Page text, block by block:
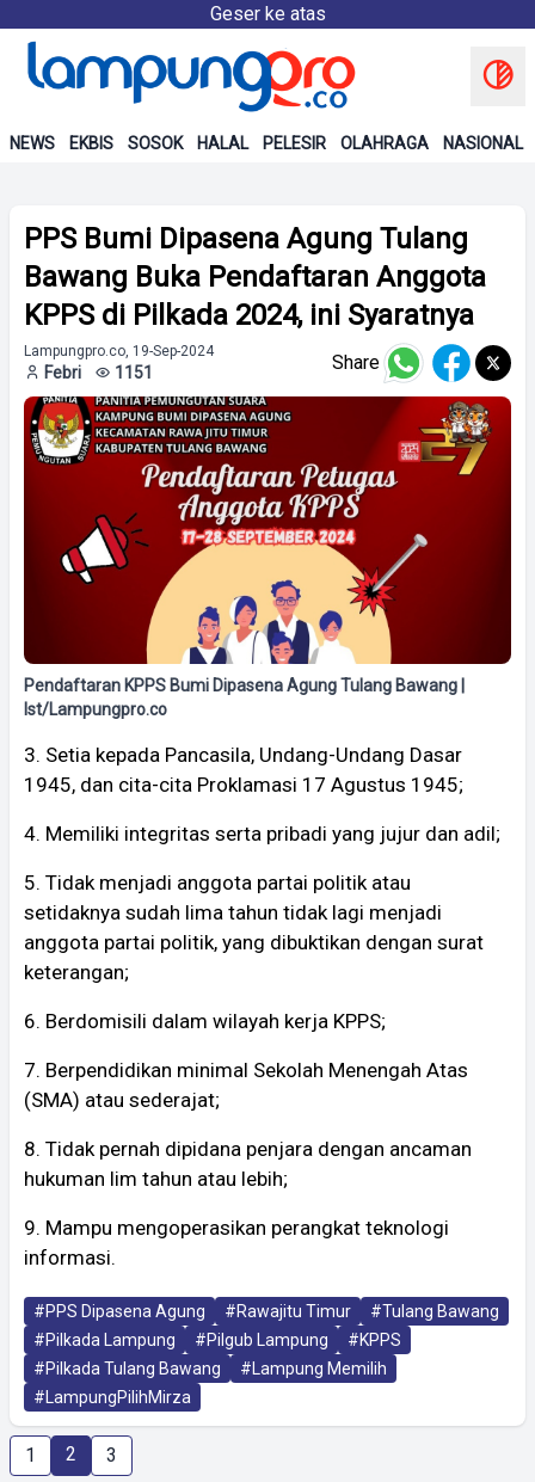
Geser ke atas
NEWS EKBIS SOSOK HALAL PELESIR OLAHRAGA NASIONAL
PPS Bumi Dipasena Agung Tulang
Bawang Buka Pendaftaran Anggota
KPPS di Pilkada 2024, ini Syaratnya
Lampungpro.co, 19-Sep-2024
Febri 1151 Share
Pendaftaran KPPS Bumi Dipasena Agung Tulang Bawang |
Ist/Lampungpro.co
3. Setia kepada Pancasila, Undang-Undang Dasar
1945, dan cita-cita Proklamasi 17 Agustus 1945;
4. Memiliki integritas serta pribadi yang jujur dan adil;
5. Tidak menjadi anggota partai politik atau
setidaknya sudah lima tahun tidak lagi menjadi
anggota partai politik, yang dibuktikan dengan surat
keterangan;
6. Berdomisili dalam wilayah kerja KPPS;
7. Berpendidikan minimal Sekolah Menengah Atas
(SMA) atau sederajat;
8. Tidak pernah dipidana penjara dengan ancaman
hukuman lim tahun atau lebih;
9. Mampu mengoperasikan perangkat teknologi
informasi.
#PPS Dipasena Agung #Rawajitu Timur
#Tulang Bawang
#Pilkada Lampung
#Pilgub Lampung
#KPPS
#Pilkada Tulang Bawang
#Lampung Memilih
#LampungPilihMirza
1 2 3